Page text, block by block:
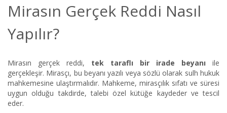
Mirasın Gerçek Reddi Nasıl
Yapılır?
Mirasın gerçek reddi, tek taraflı bir irade beyanı ile
gerçekleşir. Mirasçı, bu beyanı yazılı veya sözlü olarak sulh hukuk
mahkemesine ulaştırmalıdır. Mahkeme, mirasçılık sıfatı ve süresi
uygun olduğu takdirde, talebi özel kütüğe kaydeder ve tescil
eder.